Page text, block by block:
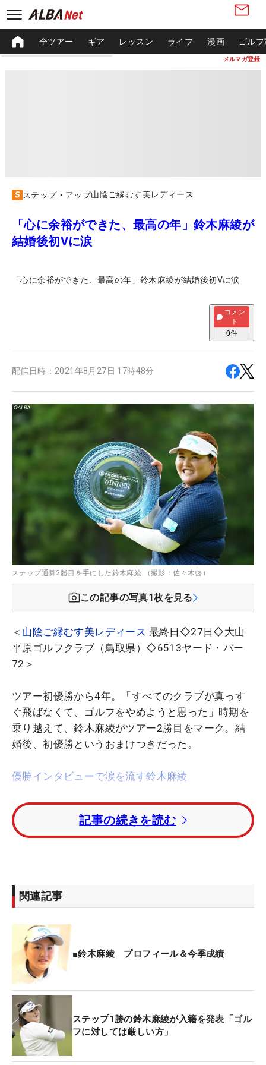
メルマガ登録
全ツアー ギア レッスン ライフ 漫画 ゴル
ステップ・アップ山陰ご縁むす美レディース
「心に余裕ができた、最高の年」鈴木麻綾が
結婚後初Vに涙
「心に余裕ができた、最高の年」鈴木麻綾が結婚後初Vに涙
コメン
ト
0件
配信日時： 2021年8月27日 17時48分
ステップ通算2勝目を手にした鈴木麻綾 （撮影：佐々木啓）
この記事の写真1枚を見る
＜ 山陰ご縁むす美レディース 最終日◇27日◇大山
平原ゴルフクラブ（鳥取県）◇6513ヤード・パー
72＞
ツアー初優勝から4年。「すべてのクラブが真っす
ぐ飛ばなくて、ゴルフをやめようと思った」時期を
乗り越えて、鈴木麻綾がツアー2勝目をマーク。結
婚後、初優勝というおまけつきだった。
優勝インタビューで涙を流す鈴木麻綾
優勝インタビューでつらかったこの4年間について
触れられると、涙がこぼれ落ちた。「めちゃくちゃ
うれしいです。2勝目まで、長く感じたけど、今週
長い長い一週間を思い、感情がこみ上げた。
ーン。「トイレに行ってカギを締めたとき、その手
がガタガタ震えていた。落ち着いてプレーしている
つもりだったので、自分でもビックリでした」。だ
が、これまで失敗してきたときとは違った。「でも
緊張している自分を受け入れることができた。優勝
ではなく目標スコアを目指して頑張った」。やるべ
きことに集中することで、雑念を振り払った。
記事の続きを読む
関連記事
■鈴木麻綾 プロフィール＆今季成績
ステップ1勝の鈴木麻綾が入籍を発表「ゴル
フに対しては厳しい方」